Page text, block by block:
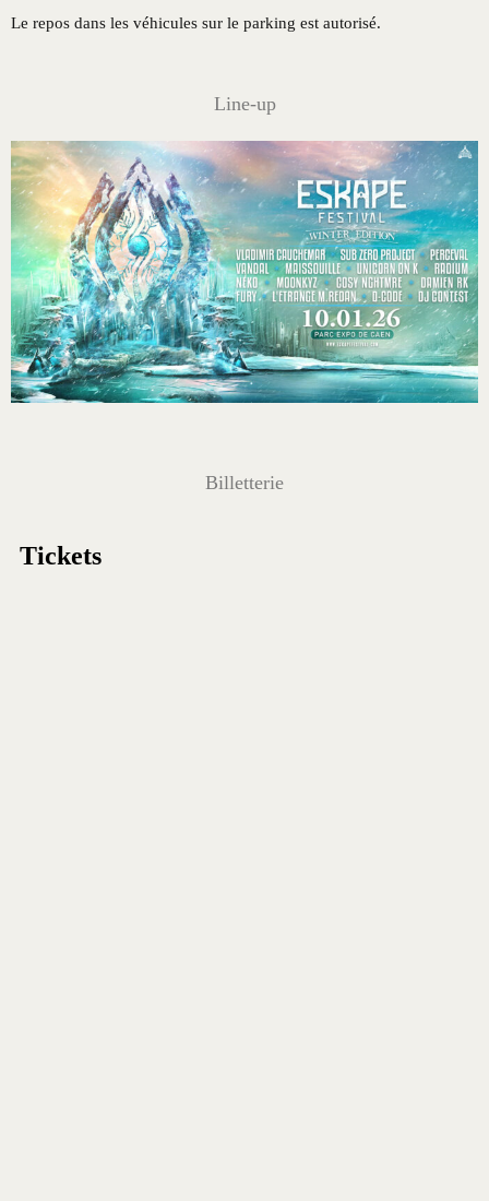
Le repos dans les véhicules sur le parking est autorisé.
Line-up
Billetterie